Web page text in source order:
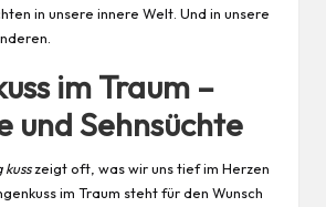
in unsere innere Welt. Und in unsere
im Traum –
und Sehnsüchte
zeigt oft, was wir uns tief im Herzen
im Traum steht für den Wunsch